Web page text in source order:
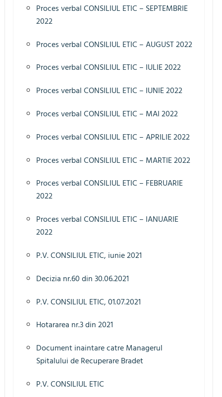
Proces verbal CONSILIUL ETIC – SEPTEMBRIE
2022
Proces verbal CONSILIUL ETIC – AUGUST 2022
Proces verbal CONSILIUL ETIC – IULIE 2022
Proces verbal CONSILIUL ETIC – IUNIE 2022
Proces verbal CONSILIUL ETIC – MAI 2022
Proces verbal CONSILIUL ETIC – APRILIE 2022
Proces verbal CONSILIUL ETIC – MARTIE 2022
Proces verbal CONSILIUL ETIC – FEBRUARIE
2022
Proces verbal CONSILIUL ETIC – IANUARIE
2022
P.V. CONSILIUL ETIC, iunie 2021
Decizia nr.60 din 30.06.2021
P.V. CONSILIUL ETIC, 01.07.2021
Hotararea nr.3 din 2021
Document inaintare catre Managerul
Spitalului de Recuperare Bradet
P.V. CONSILIUL ETIC